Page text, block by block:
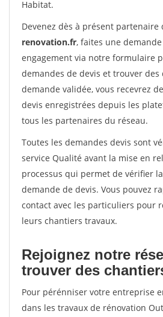
Habitat.
Devenez dès à présent partenaire
renovation.fr, faites une
engagement via notre formulaire
demandes de devis et trouver des
demande validée, vous recevrez
devis enregistrées depuis les
tous les partenaires du réseau.
Toutes les demandes devis sont
service Qualité avant la mise en
processus qui permet de vérifier
demande de devis. Vous pouvez
contact avec les particuliers pour
leurs chantiers travaux.
Rejoignez notre
trouver des
Pour pérénniser votre entreprise
dans les travaux de rénovation